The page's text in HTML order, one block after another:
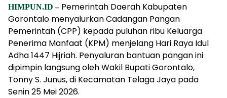
HIMPUN.ID –Pemerintah Daerah Kabupaten
Gorontalo menyalurkan Cadangan Pangan
Pemerintah (CPP) kepada puluhan ribu Keluarga
Penerima Manfaat (KPM) menjelang Hari Raya Idul
Adha 1447 Hijriah. Penyaluran bantuan pangan ini
dipimpin langsung oleh Wakil Bupati Gorontalo,
Tonny S. Junus, di Kecamatan Telaga Jaya pada
Senin 25 Mei 2026.